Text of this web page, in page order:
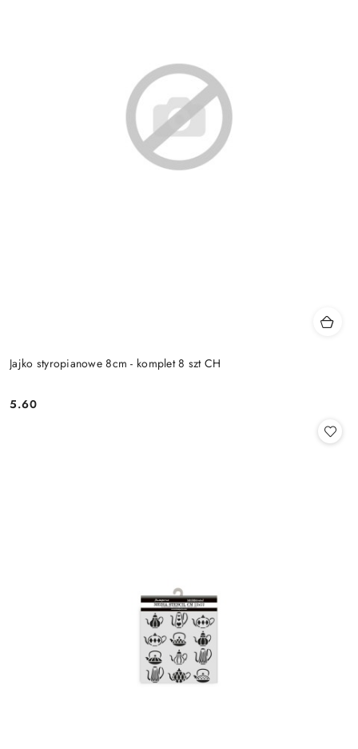
Jajko styropianowe 8cm - komplet 8 szt CH
Cena:
5.60